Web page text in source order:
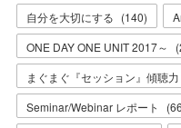
自分を大切にする (140)
ONE DAY ONE UNIT 2017～
(
まぐまぐ『セッション』傾聴力
Seminar/Webinar レポート
(